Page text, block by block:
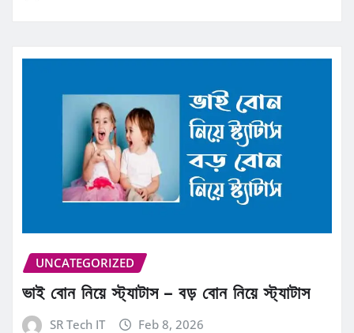
UNCATEGORIZED
ভাই বোন নিয়ে স্ট্যাটাস – বড় বোন নিয়ে স্ট্যাটাস
SR Tech IT Feb 8, 2026